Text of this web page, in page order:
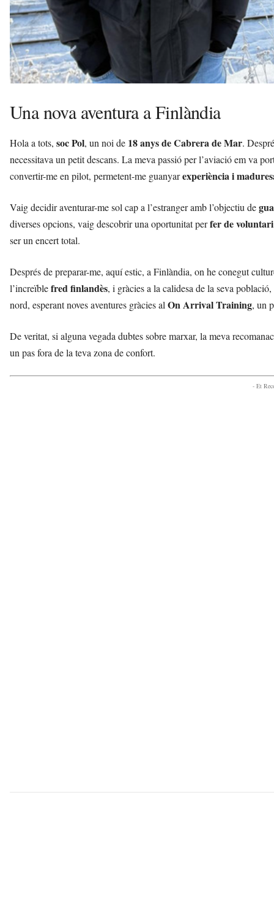
Una nova aventura a Finlàndia
Hola a tots, soc Pol, un noi de 18 anys de Cabrera de Mar.
necessitava un petit descans. La meva passió per l’aviació em va
convertir-me en pilot, permetent-me guanyarexperiència i
Vaig decidir aventurar-me sol cap a l’estranger amb l’objectiu de
diverses opcions, vaig descobrir una oportunitat perfer de
ser un encert total.
Després de preparar-me, aquí estic, a Finlàndia, on he conegut
l’increïblefred finlandès, i gràcies a la calidesa de la seva
nord, esperant noves aventures gràcies al On Arrival Training, un
De veritat, si alguna vegada dubtes sobre marxar, la meva
un pas fora de la teva zona de confort.
- Et